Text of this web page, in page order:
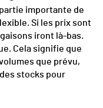
importante de
Si les prix sont
iront là-bas.
Cela signifie que
que prévu,
stocks pour